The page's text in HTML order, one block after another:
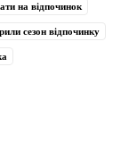
на відпочинок
сезон відпочинку